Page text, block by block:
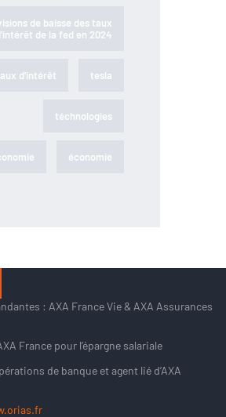
de baisse des taux
de la fed en 2024
d'intérêt tesla
téchnologies
économie
: AXA France Vie & AXA Assurances
France pour l’épargne salariale
de banque et agent lié d’AXA